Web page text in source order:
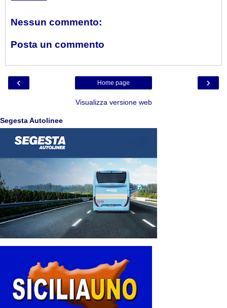
Nessun commento:
Posta un commento
‹ ›
Home page
Visualizza versione web
Segesta Autolinee